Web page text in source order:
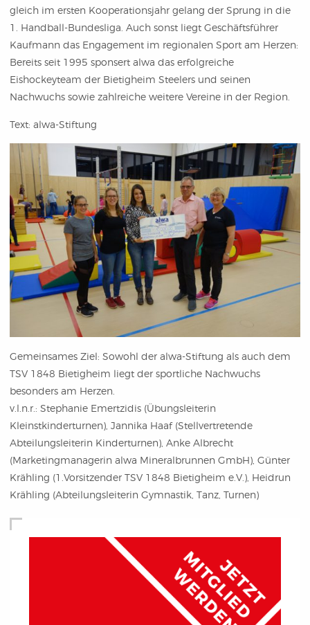
gleich im ersten Kooperationsjahr gelang der Sprung in die
1. Handball-Bundesliga. Auch sonst liegt Geschäftsführer
Kaufmann das Engagement im regionalen Sport am Herzen:
Bereits seit 1995 sponsert alwa das erfolgreiche
Eishockeyteam der Bietigheim Steelers und seinen
Nachwuchs sowie zahlreiche weitere Vereine in der Region.
Text: alwa-Stiftung
Gemeinsames Ziel: Sowohl der alwa-Stiftung als auch dem
TSV 1848 Bietigheim liegt der sportliche Nachwuchs
besonders am Herzen.
v.l.n.r.: Stephanie Emertzidis (Übungsleiterin
Kleinstkinderturnen), Jannika Haaf (Stellvertretende
Abteilungsleiterin Kinderturnen), Anke Albrecht
(Marketingmanagerin alwa Mineralbrunnen GmbH), Günter
Krähling (1.Vorsitzender TSV 1848 Bietigheim e.V.), Heidrun
Krähling (Abteilungsleiterin Gymnastik, Tanz, Turnen)